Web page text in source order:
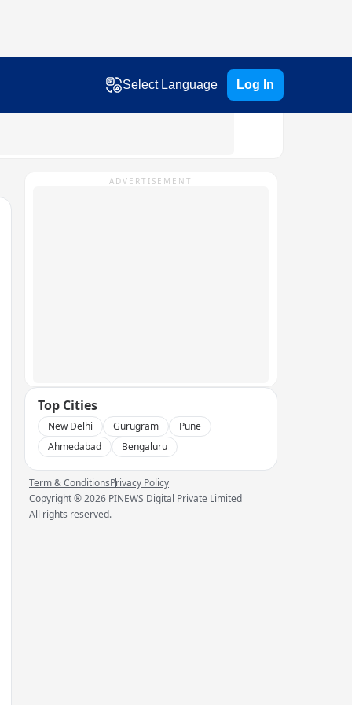
Select Language Log In
ADVERTISEMENT
Top Cities
New Delhi Gurugram
Pune
Ahmedabad
Bengaluru
Term & ConditionsPrivacy Policy
Copyright ®2026 PINEWS Digital Private Limited
All rights reserved.